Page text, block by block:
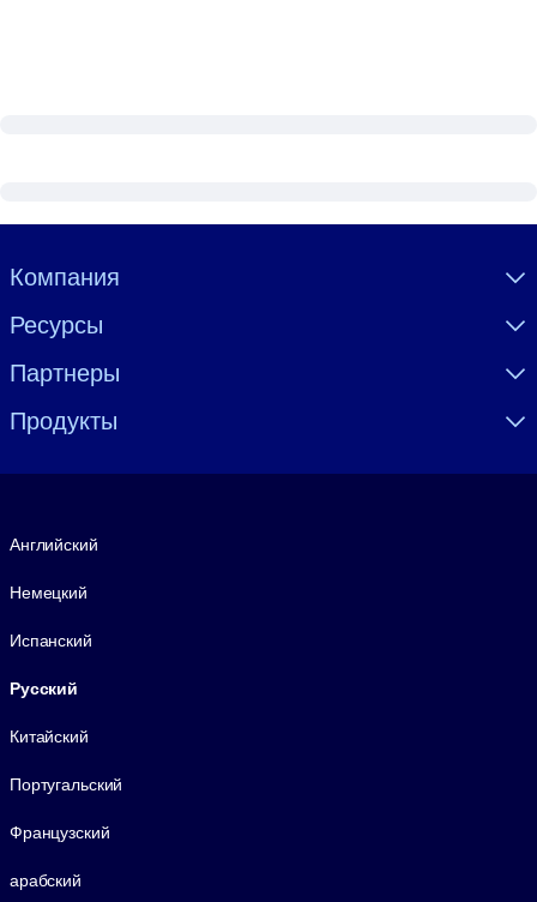
Visually hidden Text
Компания
Ресурсы
Партнеры
Продукты
Английский
Немецкий
Испанский
Русский
Китайский
Португальский
Французский
арабский